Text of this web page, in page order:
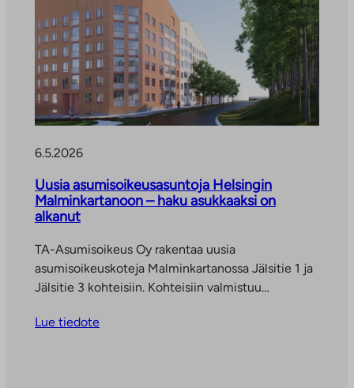
6.5.2026
Uusia asumisoikeusasuntoja Helsingin
Malminkartanoon – haku asukkaaksi on
alkanut
TA-Asumisoikeus Oy rakentaa uusia
asumisoikeuskoteja Malminkartanossa Jälsitie 1 ja
Jälsitie 3 kohteisiin. Kohteisiin valmistuu…
Lue tiedote